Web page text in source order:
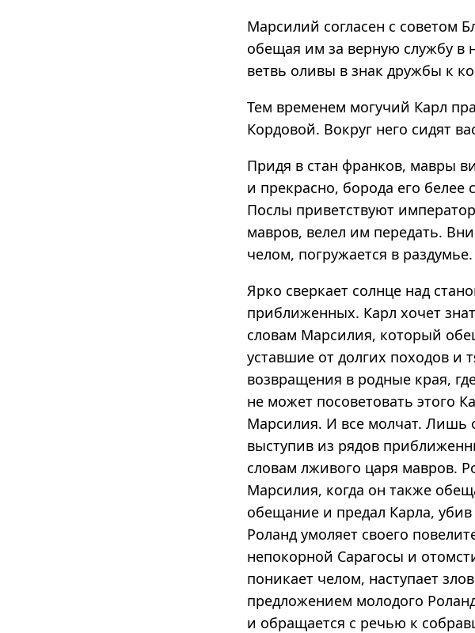
Марсилий согласен с советом
обещая им за верную службу в
ветвь оливы в знак дружбы к
Тем временем могучий Карл
Кордовой. Вокруг него сидят
Придя в стан франков, мавры
и прекрасно, борода его белее
Послы приветствуют
мавров, велел им передать.
челом, погружается в раздумье.
Ярко сверкает солнце над
приближенных. Карл хочет
словам Марсилия, который
уставшие от долгих походов
возвращения в родные края,
не может посоветовать этого
Марсилия. И все молчат. Лишь
выступив из рядов
словам лживого царя мавров.
Марсилия, когда он также
обещание и предал Карла,
Роланд умоляет своего
непокорной Сарагосы и
поникает челом, наступает
предложением молодого
и обращается с речью к